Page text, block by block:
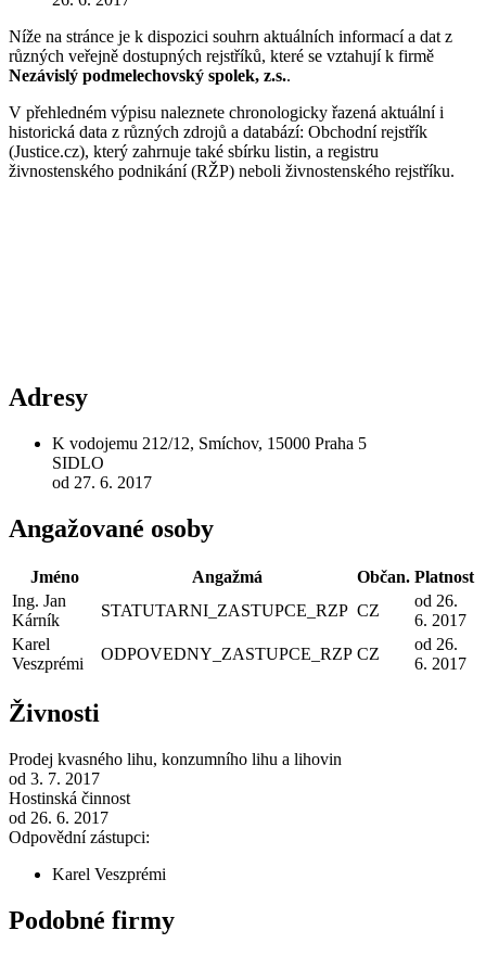
Níže na stránce je k dispozici souhrn aktuálních informací a dat z
různých veřejně dostupných rejstříků, které se vztahují k firmě
Nezávislý podmelechovský spolek, z.s..
V přehledném výpisu naleznete chronologicky řazená aktuální i
historická data z různých zdrojů a databází: Obchodní rejstřík
(Justice.cz), který zahrnuje také sbírku listin, a registru
živnostenského podnikání (RŽP) neboli živnostenského rejstříku.
Adresy
K vodojemu 212/12, Smíchov, 15000 Praha 5
SIDLO
od 27. 6. 2017
Angažované osoby
Jméno Angažmá Občan. Platnost
Ing. Jan
Kárník
STATUTARNI_ZASTUPCE_RZP CZ
od 26.
6. 2017
Karel
Veszprémi
ODPOVEDNY_ZASTUPCE_RZP CZ
od 26.
6. 2017
Živnosti
Prodej kvasného lihu, konzumního lihu a lihovin
od 3. 7. 2017
Hostinská činnost
od 26. 6. 2017
Odpovědní zástupci:
Karel Veszprémi
Podobné firmy